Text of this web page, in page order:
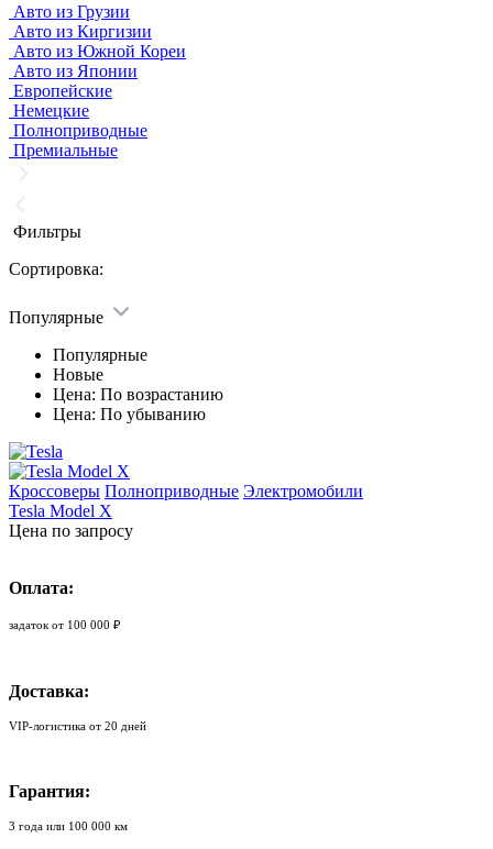
Авто из Грузии
Авто из Киргизии
Авто из Южной Кореи
Авто из Японии
Европейские
Немецкие
Полноприводные
Премиальные
Фильтры
Сортировка:
Популярные
Популярные
Новые
Цена: По возрастанию
Цена: По убыванию
Кроссоверы Полноприводные Электромобили
Tesla Model X
Цена по запросу
Оплата:
задаток от 100 000 ₽
Доставка:
VIP-логистика от 20 дней
Гарантия:
3 года или 100 000 км